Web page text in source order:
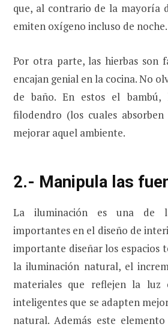
que, al contrario de la mayoría
emiten oxígeno incluso de noche.
Por otra parte, las hierbas son
encajan genial en la cocina. No
de baño. En estos el
filodendro (los cuales
mejorar aquel ambiente.
2.- Manipula las
La iluminación es una de
importantes en el diseño de
importante diseñar los espacios
la iluminación natural, el
materiales que reflejen la luz
inteligentes que se adapten
natural. Además este